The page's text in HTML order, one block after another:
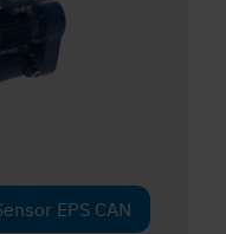
EPS CAN